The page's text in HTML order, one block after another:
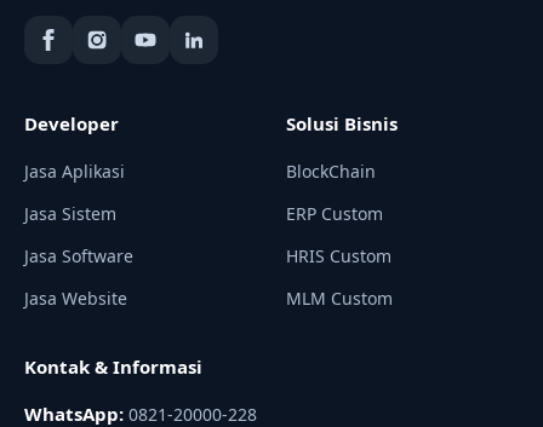
Developer
Jasa Aplikasi
Jasa Sistem
Jasa Software
Jasa Website
Solusi Bisnis
BlockChain
ERP Custom
HRIS Custom
MLM Custom
Kontak & Informasi
WhatsApp: 0821-20000-228